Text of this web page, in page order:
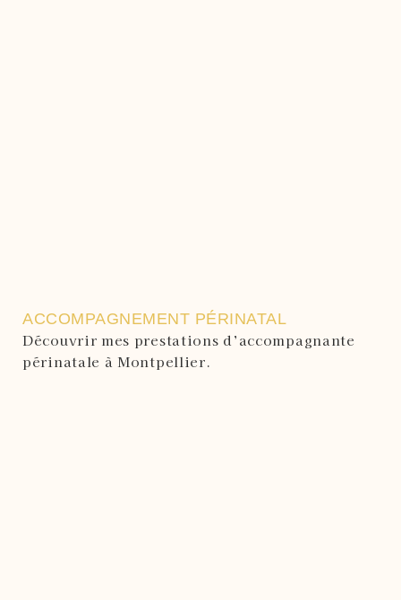
ACCOMPAGNEMENT PÉRINATAL
Découvrir mes prestations d’accompagnante
périnatale à Montpellier.